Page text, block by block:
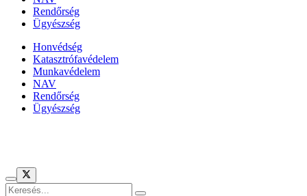
Rendőrség
Ügyészség
Honvédség
Katasztrófavédelem
Munkavédelem
NAV
Rendőrség
Ügyészség